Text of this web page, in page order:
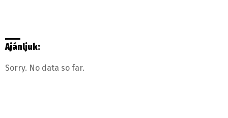
Ajánljuk:
Sorry. No data so far.